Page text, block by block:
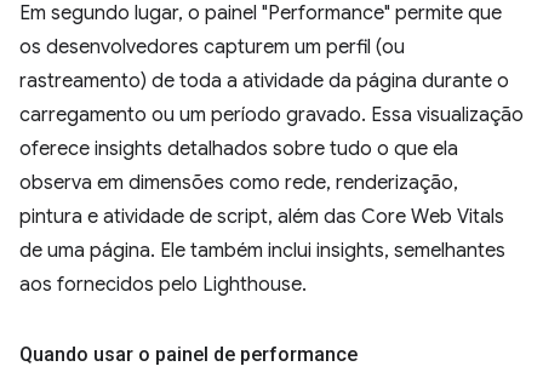
Em segundo lugar, o painel "Performance" permite que
os desenvolvedores capturem um perfil (ou
rastreamento) de toda a atividade da página durante o
carregamento ou um período gravado. Essa visualização
oferece insights detalhados sobre tudo o que ela
observa em dimensões como rede, renderização,
pintura e atividade de script, além das Core Web Vitals
de uma página. Ele também inclui insights, semelhantes
aos fornecidos pelo Lighthouse.
Quando usar o painel de performance